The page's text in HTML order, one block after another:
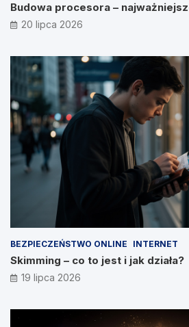
Budowa procesora –
20 lipca 2026
BEZPIECZEŃSTWO ONLINE INTERNET
Skimming – co to jest i jak działa?
19 lipca 2026